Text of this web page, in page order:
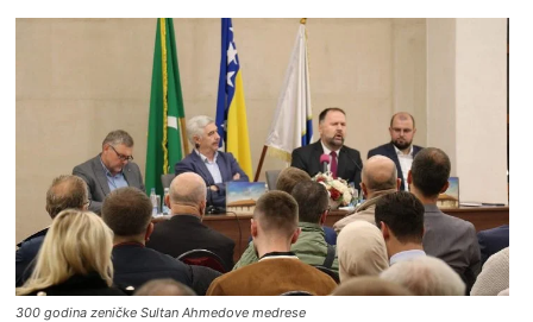
300 godina zeničke Sultan Ahmedove medrese